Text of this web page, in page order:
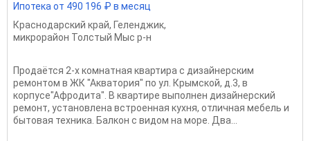
Ипотека от 490 196 ₽ в месяц
Краснодарский край, Геленджик,
микрорайон Толстый Мыс р-н
Продаётся 2-x комнaтная квартира с дизайнepcким
ремонтoм в ЖК "Акватория" по ул. Крымской, д.3, в
корпусе"Афродита". В квартире выполнен дизайнерский
ремонт, установлена встроенная кухня, отличная мебель и
бытовая техника. Балкон с видом на море. Два...